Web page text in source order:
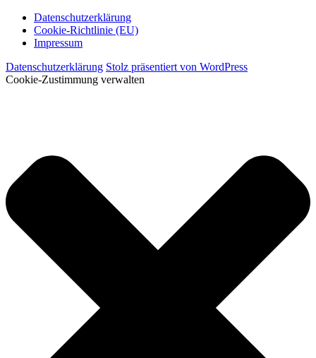
Datenschutzerklärung
Cookie-Richtlinie (EU)
Impressum
Datenschutzerklärung Stolz präsentiert von WordPress
Cookie-Zustimmung verwalten